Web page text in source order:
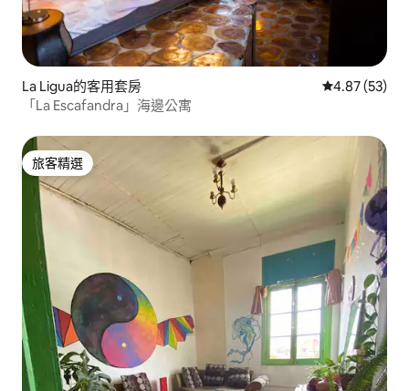
La Ligua的客用套房 從 53 則評價
4.87 (53)
「La Escafandra」海邊公寓
旅客精選
旅客精選